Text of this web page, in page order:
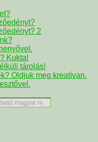
2
Kukta!
tárolás!
Oldjuk meg kreatívan.